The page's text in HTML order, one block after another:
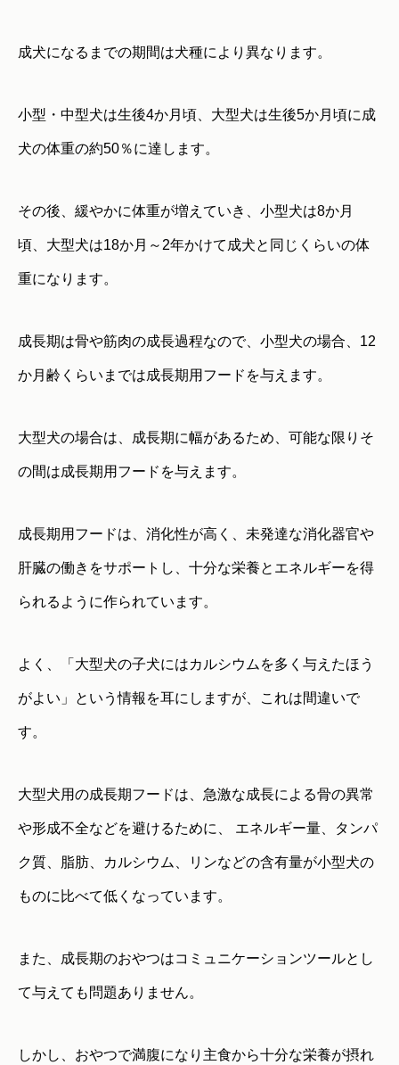
成犬になるまでの期間は犬種により異なります。
小型・中型犬は生後4か月頃、大型犬は生後5か月頃に成
犬の体重の約50％に達します。
その後、緩やかに体重が増えていき、小型犬は8か月
頃、大型犬は18か月～2年かけて成犬と同じくらいの体
重になります。
成長期は骨や筋肉の成長過程なので、小型犬の場合、12
か月齢くらいまでは成長期用フードを与えます。
大型犬の場合は、成長期に幅があるため、可能な限りそ
の間は成長期用フードを与えます。
成長期用フードは、消化性が高く、未発達な消化器官や
肝臓の働きをサポートし、十分な栄養とエネルギーを得
られるように作られています。
よく、「大型犬の子犬にはカルシウムを多く与えたほう
がよい」という情報を耳にしますが、これは間違いで
す。
大型犬用の成長期フードは、急激な成長による骨の異常
や形成不全などを避けるために、 エネルギー量、タンパ
ク質、脂肪、カルシウム、リンなどの含有量が小型犬の
ものに比べて低くなっています。
また、成長期のおやつはコミュニケーションツールとし
て与えても問題ありません。
しかし、おやつで満腹になり主食から十分な栄養が摂れ